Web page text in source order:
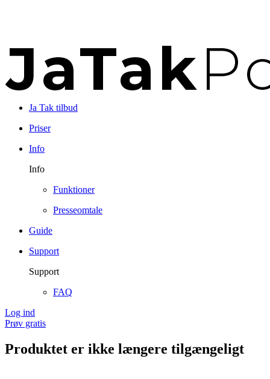
Ja Tak tilbud
Priser
Info
Info
Funktioner
Presseomtale
Guide
Support
Support
FAQ
Log ind
Prøv gratis
Produktet er ikke længere tilgængeligt